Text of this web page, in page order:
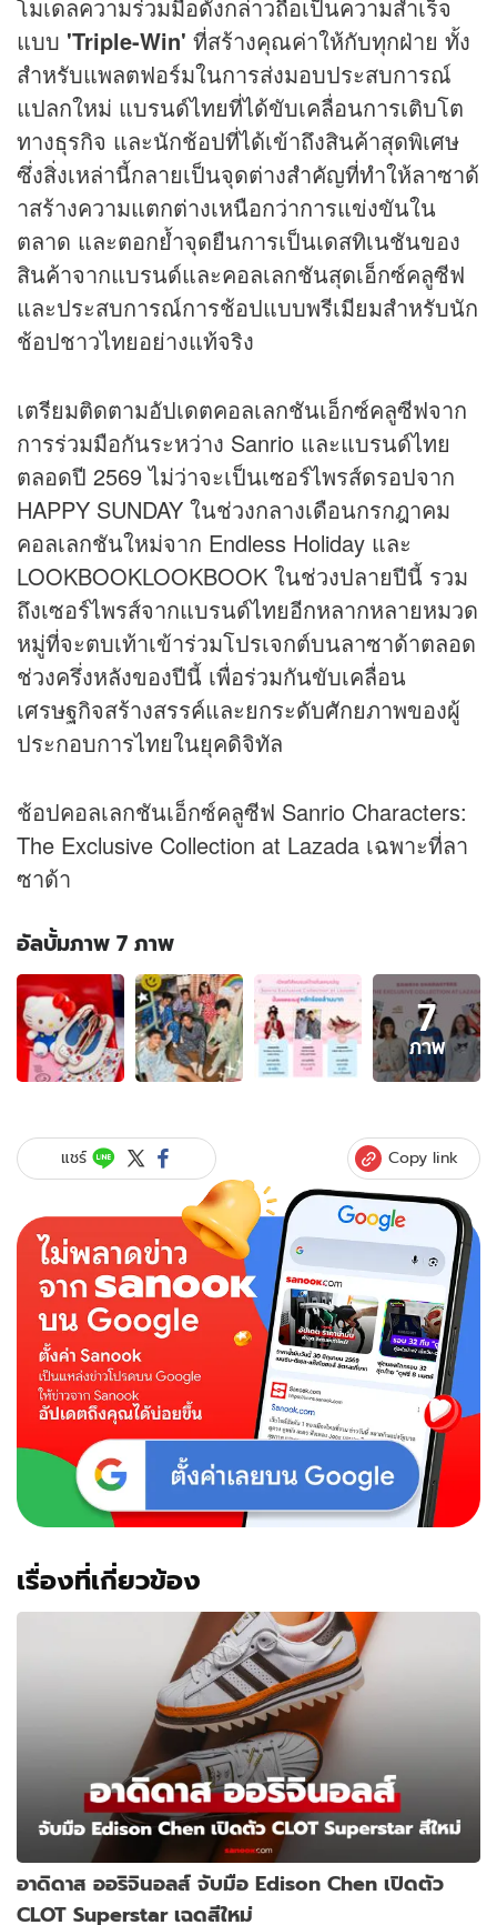
โมเดลความร่วมมือดังกล่าวถือเป็นความสำเร็จ
แบบ 'Triple-Win' ที่สร้างคุณค่าให้กับทุกฝ่าย ทั้ง
สำหรับแพลตฟอร์มในการส่งมอบประสบการณ์
แปลกใหม่ แบรนด์ไทยที่ได้ขับเคลื่อนการเติบโต
ทางธุรกิจ และนักช้อปที่ได้เข้าถึงสินค้าสุดพิเศษ
ซึ่งสิ่งเหล่านี้กลายเป็นจุดต่างสำคัญที่ทำให้ลาซาด้
าสร้างความแตกต่างเหนือกว่าการแข่งขันใน
ตลาด และตอกย้ำจุดยืนการเป็นเดสทิเนชันของ
สินค้าจากแบรนด์และคอลเลกชันสุดเอ็กซ์คลูซีฟ
และประสบการณ์การช้อปแบบพรีเมียมสำหรับนัก
ช้อปชาวไทยอย่างแท้จริง
เตรียมติดตามอัปเดตคอลเลกชันเอ็กซ์คลูซีฟจาก
การร่วมมือกันระหว่าง Sanrio และแบรนด์ไทย
ตลอดปี 2569 ไม่ว่าจะเป็นเซอร์ไพรส์ดรอปจาก
HAPPY SUNDAY ในช่วงกลางเดือนกรกฎาคม
คอลเลกชันใหม่จาก Endless Holiday และ
LOOKBOOKLOOKBOOK ในช่วงปลายปีนี้ รวม
ถึงเซอร์ไพรส์จากแบรนด์ไทยอีกหลากหลายหมวด
หมู่ที่จะตบเท้าเข้าร่วมโปรเจกต์บนลาซาด้าตลอด
ช่วงครึ่งหลังของปีนี้ เพื่อร่วมกันขับเคลื่อน
เศรษฐกิจสร้างสรรค์และยกระดับศักยภาพของผู้
ประกอบการไทยในยุคดิจิทัล
ช้อปคอลเลกชันเอ็กซ์คลูซีฟ Sanrio Characters:
The Exclusive Collection at Lazada เฉพาะที่ลา
ซาด้า
อัลบั้มภาพ 7 ภาพ
อัลบั้ม
ภาพ
7
ภาพ
ของ
ความ
สำเร็จ
Exclusive
Collection
ซาด้
7
ภาพ
แชร์ Copy link
เรื่องที่เกี่ยวข้อง
อาดิดาส ออริจินอลส์ จับมือ Edison Chen เปิดตัว
CLOT Superstar เฉดสีใหม่